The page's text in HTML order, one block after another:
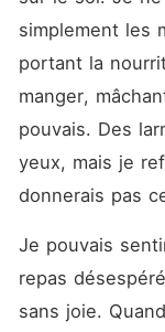
simplement les
portant la
manger,
pouvais. Des
yeux, mais je
donnerais pas
Je pouvais
repas
sans joie.